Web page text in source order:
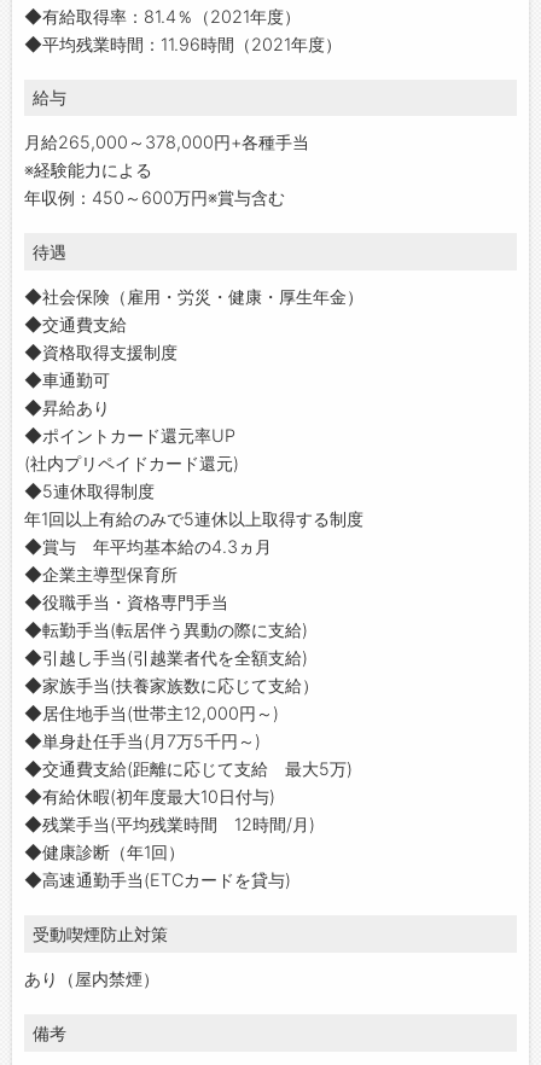
◆有給取得率：81.4％（2021年度）
◆平均残業時間：11.96時間（2021年度）
給与
月給265,000～378,000円+各種手当
※経験能力による
年収例：450～600万円※賞与含む
待遇
◆社会保険（雇用・労災・健康・厚生年金）
◆交通費支給
◆資格取得支援制度
◆車通勤可
◆昇給あり
◆ポイントカード還元率UP
(社内プリペイドカード還元)
◆5連休取得制度
年1回以上有給のみで5連休以上取得する制度
◆賞与 年平均基本給の4.3ヵ月
◆企業主導型保育所
◆役職手当・資格専門手当
◆転勤手当(転居伴う異動の際に支給)
◆引越し手当(引越業者代を全額支給)
◆家族手当(扶養家族数に応じて支給）
◆居住地手当(世帯主12,000円～)
◆単身赴任手当(月7万5千円～)
◆交通費支給(距離に応じて支給 最大5万)
◆有給休暇(初年度最大10日付与)
◆残業手当(平均残業時間 12時間/月)
◆健康診断（年1回）
◆高速通勤手当(ETCカードを貸与)
受動喫煙防止対策
あり（屋内禁煙）
備考